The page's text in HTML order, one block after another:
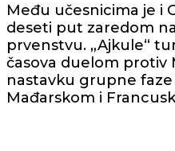
Među učesnicima je i
deseti put zaredom
prvenstvu. „Ajkule“
časova duelom protiv
nastavku grupne
Mađarskom i